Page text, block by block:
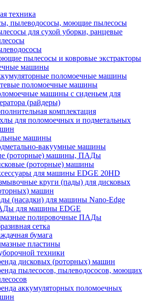
техника
пылеводососы, моющие пылесосы
для сухой уборки, ранцевые
пылесосы и ковровые экстракторы
машины
поломоечные машины
поломоечные машины
машины с сиденьем для
(райдеры)
комплектация
для поломоечных и подметальных
машины
вакуумные машины
(роторные) машины, ПАДы
(роторные) машины
для машины EDGE 20HD
круги (пады) для дисковых
машин
(насадки) для машины Nano-Edge
для машины EDGE
полировочные ПАДы
сетка
бумага
пластины
техники
дисковых (роторных) машин
пылесосов, пылеводососов, моющих
аккумуляторных поломоечных